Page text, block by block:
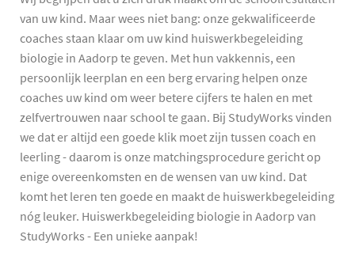
van uw kind. Maar wees niet bang: onze gekwalificeerde
coaches staan klaar om uw kind huiswerkbegeleiding
biologie in Aadorp te geven. Met hun vakkennis, een
persoonlijk leerplan en een berg ervaring helpen onze
coaches uw kind om weer betere cijfers te halen en met
zelfvertrouwen naar school te gaan. Bij StudyWorks vinden
we dat er altijd een goede klik moet zijn tussen coach en
leerling - daarom is onze matchingsprocedure gericht op
enige overeenkomsten en de wensen van uw kind. Dat
komt het leren ten goede en maakt de huiswerkbegeleiding
nóg leuker. Huiswerkbegeleiding biologie in Aadorp van
StudyWorks - Een unieke aanpak!